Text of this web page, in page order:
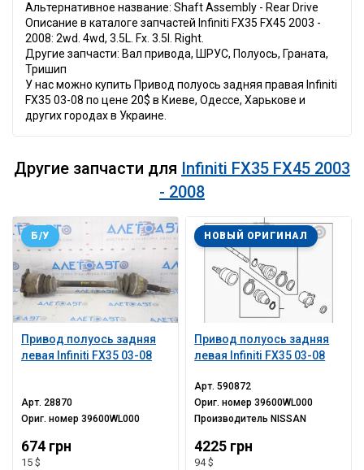
Альтернативное название: Shaft Assembly - Rear Drive
Описание в каталоге запчастей Infiniti FX35 FX45 2003 -
2008: 2wd. 4wd, 3.5L. Fx. 3.5l. Right.
Другие запчасти: Вал привода, ШРУС, Полуось, Граната,
Тришип
У нас можно купить Привод полуось задняя правая Infiniti
FX35 03-08 по цене 20$ в Киеве, Одессе, Харькове и
других городах в Украине.
Другие запчасти для Infiniti FX35 FX45 2003
- 2008
Привод полуось задняя
левая Infiniti FX35 03-08
Б/У
Арт. 28870
Ориг. номер39600WL000
674 грн
15 $
Привод полуось задняя
левая Infiniti FX35 03-08
НОВЫЙ ОРИГИНАЛ
Арт.590872
Ориг. номер39600WL000
Производитель NISSAN
4225 грн
94 $